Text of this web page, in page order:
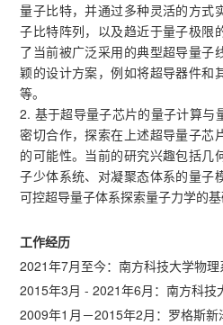
量子比特，并通过多种灵活的方式
子比特阵列，以及趋近于量子极限
了当前被广泛采用的典型超导量子
颖的设计方案，例如将超导器件和
等。
2. 基于超导量子芯片的量子计算与
密切合作，探索在上述超导量子芯
的可能性。当前的研究兴趣包括几
子少体系统、对凝聚态体系的量子
可控超导量子体系探索量子力学的基
工作经历
2021年7月至今：南方科技大学物
2015年3月 - 2021年6月：南方科技
2009年1月－2015年2月：罗格斯新